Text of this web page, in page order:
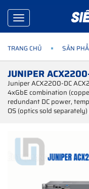
Toggle
navigation
TRANG CHỦ SẢN
JUNIPER
Juniper ACX2200-DC
4xGbE combination
redundant DC power,
OS (optics sold